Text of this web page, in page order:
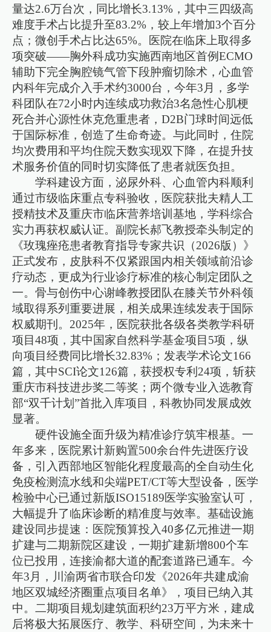
量达2.6万台次，同比增长3.13%，其中三四级高
难度手术占比提升至83.2%，较上年增加3个百分
点；微创手术占比达65%。医院在临床上取得多
项突破——胸外科成功实施西南地区首例ECMO
辅助下完全胸腔镜气管下段肿瘤切除术，心血管
内科年完成介入手术约3000台，今年3月，多学
科团队在72小时内连续成功救治3名急性心肌梗
死合并心源性休克危重患者，D2B门球时间远低
于国际标准，创造了生命奇迹。与此同时，住院
均次费用和平均住院天数实现双下降，在提升技
术服务价值的同时切实降低了患者就医负担。
学科建设方面，泌尿外科、心血管内科顺利
通过市级临床重点专科验收，医院获批夫精人工
授精技术及重庆市临床营养培训基地，学科综合
实力再获权威认证。副院长郝飞教授牵头制定的
《玫瑰痤疮患者教育指导专家共识（2026版）》
正式发布，皮肤科不仅紧跟国内相关领域前沿诊
疗动态，更成为行业诊疗标准的核心制定团队之
一。骨与创伤中心谢峰教授团队在膝关节外科领
域取得系列重要进展，相关成果连续发表于国际
权威期刊。2025年，医院获批各级各类教学科研
项目48项，其中国家自然科学基金项目5项，纵
向项目经费同比增长32.83%；发表学术论文166
篇，其中SCI论文126篇，获授权专利24项，斩获
重庆市科技进步奖二等奖；两个微专业入选教育
部“双千计划”首批入库项目，科教协同发展成效
显著。
硬件设施全面升级为精准诊疗筑牢根基。一
年多来，医院累计新购置500余台件先进医疗设
备，引入西部地区智能化程度最高的全自动生化
免疫检测流水线和尖端PET/CT等大型设备，医学
检验中心已通过新版ISO15189医学实验室认可，
大幅提升了临床诊断的精准度与效率。基础设施
建设同步提速：医院预算投入40多亿元推进一期
扩建与二期新院区建设，一期扩建新增800个车
位已投用，连接渝都大道的配套道路已通车。今
年3月，川渝两省市联合印发《2026年共建成渝
地区双城经济圈重点项目名单》，项目已纳入其
中。二期项目规划建筑面积约23万平方米，建成
后将极大拓展医疗、教学、科研空间，为未来十